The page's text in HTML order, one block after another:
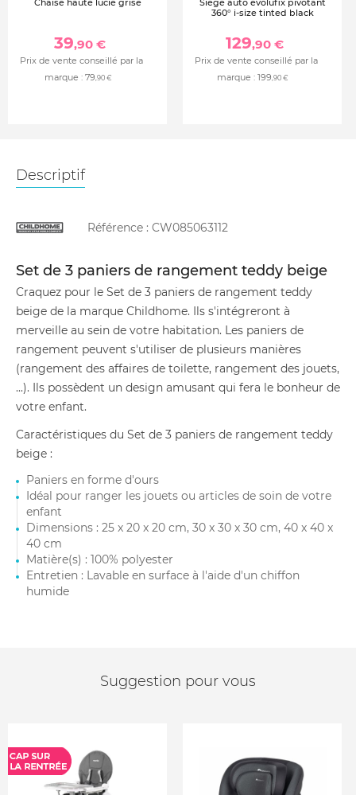
Chaise haute lucie grise
39,90 €
Prix de vente conseillé par la
marque : 79 ,90 €
Siège auto evolufix pivotant
360° i-size tinted black
129,90 €
Prix de vente conseillé par la
marque : 199 ,90 €
Descriptif
Référence : CW085063112
Set de 3 paniers de rangement teddy beige
Craquez pour le Set de 3 paniers de rangement teddy
beige de la marque Childhome. Ils s'intégreront à
merveille au sein de votre habitation. Les paniers de
rangement peuvent s'utiliser de plusieurs manières
(rangement des affaires de toilette, rangement des jouets,
...). Ils possèdent un design amusant qui fera le bonheur de
votre enfant.
Caractéristiques du Set de 3 paniers de rangement teddy
beige :
Paniers en forme d'ours
Idéal pour ranger les jouets ou articles de soin de votre
enfant
Dimensions : 25 x 20 x 20 cm, 30 x 30 x 30 cm, 40 x 40 x
40 cm
Matière(s) : 100% polyester
Entretien : Lavable en surface à l'aide d'un chiffon
humide
Suggestion pour vous